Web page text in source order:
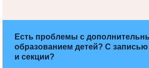
Есть проблемы с
образованием детей? С записью
и секции?